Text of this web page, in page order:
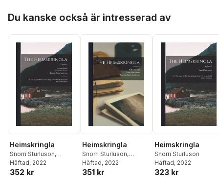
Du kanske också är intresserad av
Heimskringla
Snorri Sturluson,
Samuel Laing
Björn Anderson
Häftad, 2022
352 kr
Heimskringla
Snorri Sturluson,
Samuel Lang
Björn Anderson
Häftad, 2022
351 kr
Heimskringla
Snorri Sturluson
Häftad, 2022
323 kr